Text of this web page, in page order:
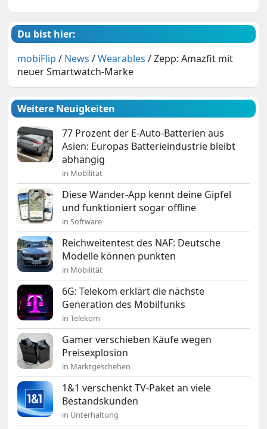
Du bist hier:
mobiFlip / News /Wearables /Zepp: Amazfit mit
neuer Smartwatch-Marke
Weitere Neuigkeiten
77 Prozent der E-Auto-Batterien aus
Asien: Europas Batterieindustrie bleibt
abhängig
in Mobilität
Diese Wander-App kennt deine Gipfel
und funktioniert sogar offline
in Software
Reichweitentest des NAF: Deutsche
Modelle können punkten
in Mobilität
6G: Telekom erklärt die nächste
Generation des Mobilfunks
in Telekom
Gamer verschieben Käufe wegen
Preisexplosion
in Marktgeschehen
1&1 verschenkt TV-Paket an viele
Bestandskunden
in Unterhaltung